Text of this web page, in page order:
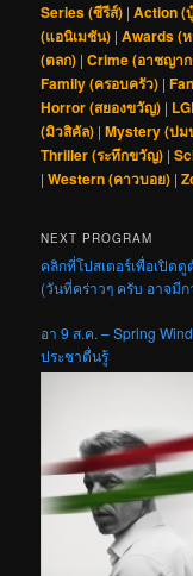
Series (ซีรีส์) |Action (
(แอนิเมชัน) |Awards (
(ตลก) |Crime (อาชญา
Family (ครอบครัว) |
Horror (สยองขวัญ) |
(มิวสิคัล) |Mystery (ปม
Thriller (ระทึกขวัญ) |
|Western (คาวบอย) |
NEXT PROGRAM
คลิกที่โปสเตอร์เพื่อเปิดดู
(วันที่คร่าวๆ ครับ อาจมีก
อา 9 ส.ค. – Spring
ประชาตื่นรู้